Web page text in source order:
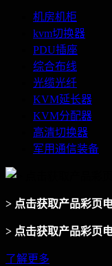
机房机柜
kvm切换器
PDU插座
综合布线
光缆光纤
KVM延长器
KVM分配器
高清切换器
军用通信装备
> 点击获取产品彩页
> 点击获取产品彩页
了解更多